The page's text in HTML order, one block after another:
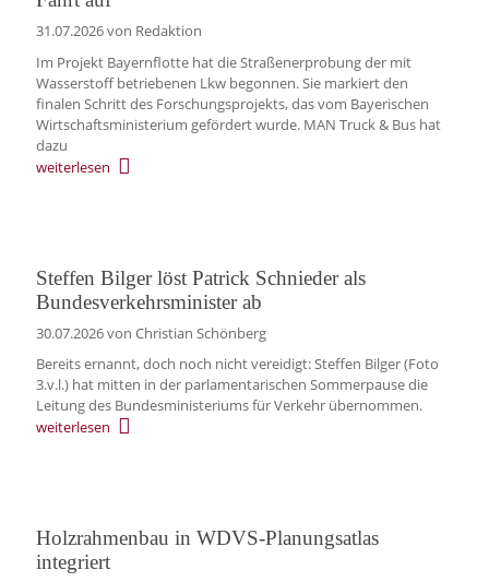
31.07.2026von Redaktion
Im Projekt Bayernflotte hat die Straßenerprobung der mit
Wasserstoff betriebenen Lkw begonnen. Sie markiert den
finalen Schritt des Forschungsprojekts, das vom Bayerischen
Wirtschaftsministerium gefördert wurde. MAN Truck & Bus hat
dazu
weiterlesen
Steffen Bilger löst Patrick Schnieder als
Bundesverkehrsminister ab
30.07.2026von Christian Schönberg
Bereits ernannt, doch noch nicht vereidigt: Steffen Bilger (Foto
3.v.l.) hat mitten in der parlamentarischen Sommerpause die
Leitung des Bundesministeriums für Verkehr übernommen.
weiterlesen
Holzrahmenbau in WDVS-Planungsatlas
integriert